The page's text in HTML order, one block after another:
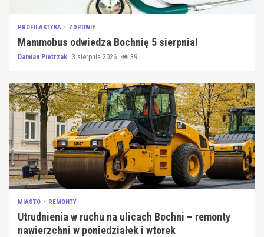
PROFILAKTYKA ZDROWIE
Mammobus odwiedza Bochnię 5 sierpnia!
Damian Pietrzak 3 sierpnia 2026 39
MIASTO REMONTY
Utrudnienia w ruchu na ulicach Bochni – remonty
nawierzchni w poniedziałek i wtorek